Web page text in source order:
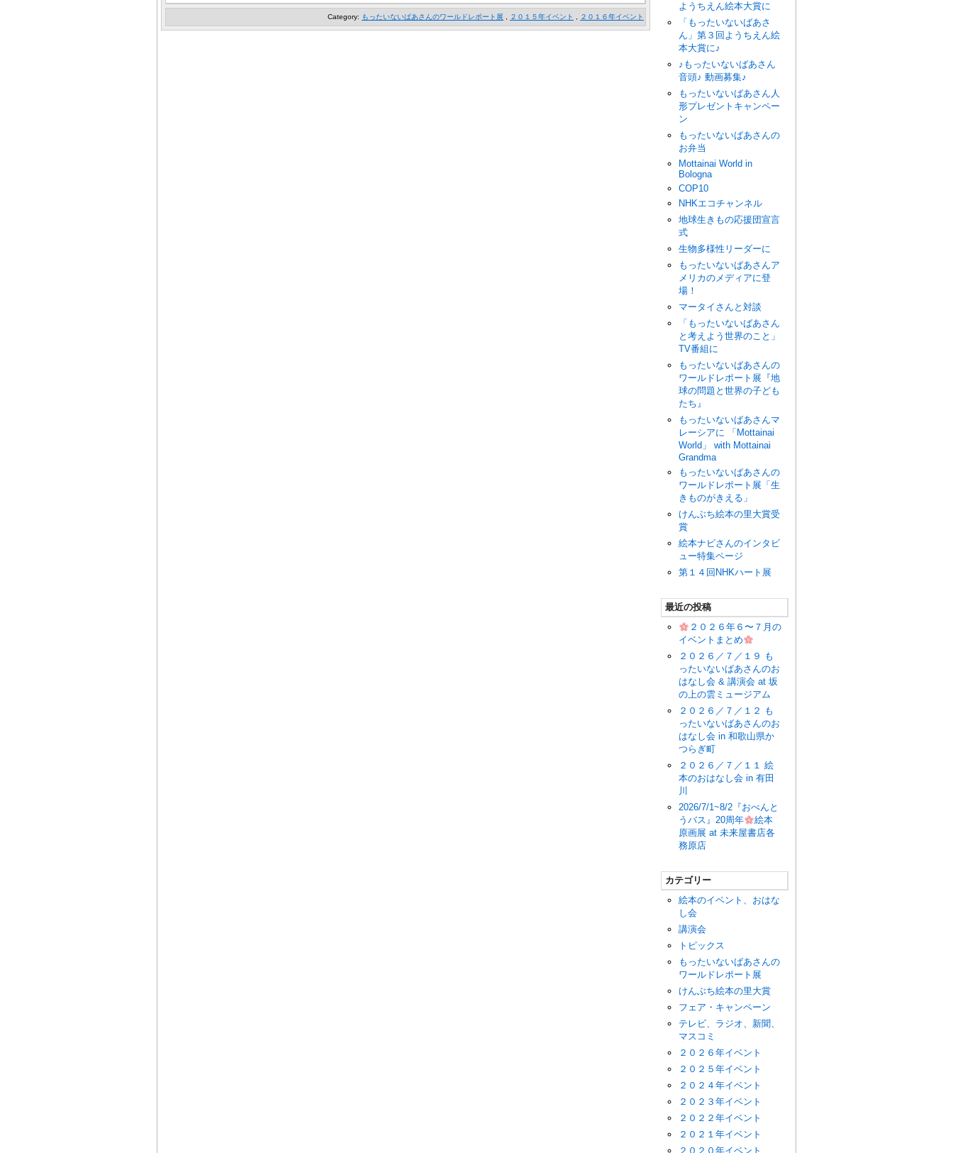
Category: もったいないばあさんのワールドレポート展 , ２０１５年イベント , ２０１６年イベント
ようちえん絵本大賞に
「もったいないばあさ
ん」第３回ようちえん絵
本大賞に♪
♪もったいないばあさん
音頭♪ 動画募集♪
もったいないばあさん人
形プレゼントキャンペー
ン
もったいないばあさんの
お弁当
Mottainai World in
Bologna
COP10
NHKエコチャンネル
地球生きもの応援団宣言
式
生物多様性リーダーに
もったいないばあさんア
メリカのメディアに登
場！
マータイさんと対談
「もったいないばあさん
と考えよう世界のこと」
TV番組に
もったいないばあさんの
ワールドレポート展『地
球の問題と世界の子ども
たち』
もったいないばあさんマ
レーシアに 「Mottainai
World」 with Mottainai
Grandma
もったいないばあさんの
ワールドレポート展「生
きものがきえる」
けんぶち絵本の里大賞受
賞
絵本ナビさんのインタビ
ュー特集ページ
第１４回NHKハート展
最近の投稿
２０２６年６〜７月の
イベントまとめ
２０２６／７／１９ も
ったいないばあさんのお
はなし会 & 講演会 at 坂
の上の雲ミュージアム
２０２６／７／１２ も
ったいないばあさんのお
はなし会 in 和歌山県か
つらぎ町
２０２６／７／１１ 絵
本のおはなし会 in 有田
川
2026/7/1~8/2『おべんと
うバス』20周年
絵本
原画展 at 未来屋書店各
務原店
カテゴリー
絵本のイベント、おはな
し会
講演会
トピックス
もったいないばあさんの
ワールドレポート展
けんぶち絵本の里大賞
フェア・キャンペーン
テレビ、ラジオ、新聞、
マスコミ
２０２６年イベント
２０２５年イベント
２０２４年イベント
２０２３年イベント
２０２２年イベント
２０２１年イベント
２０２０年イベント